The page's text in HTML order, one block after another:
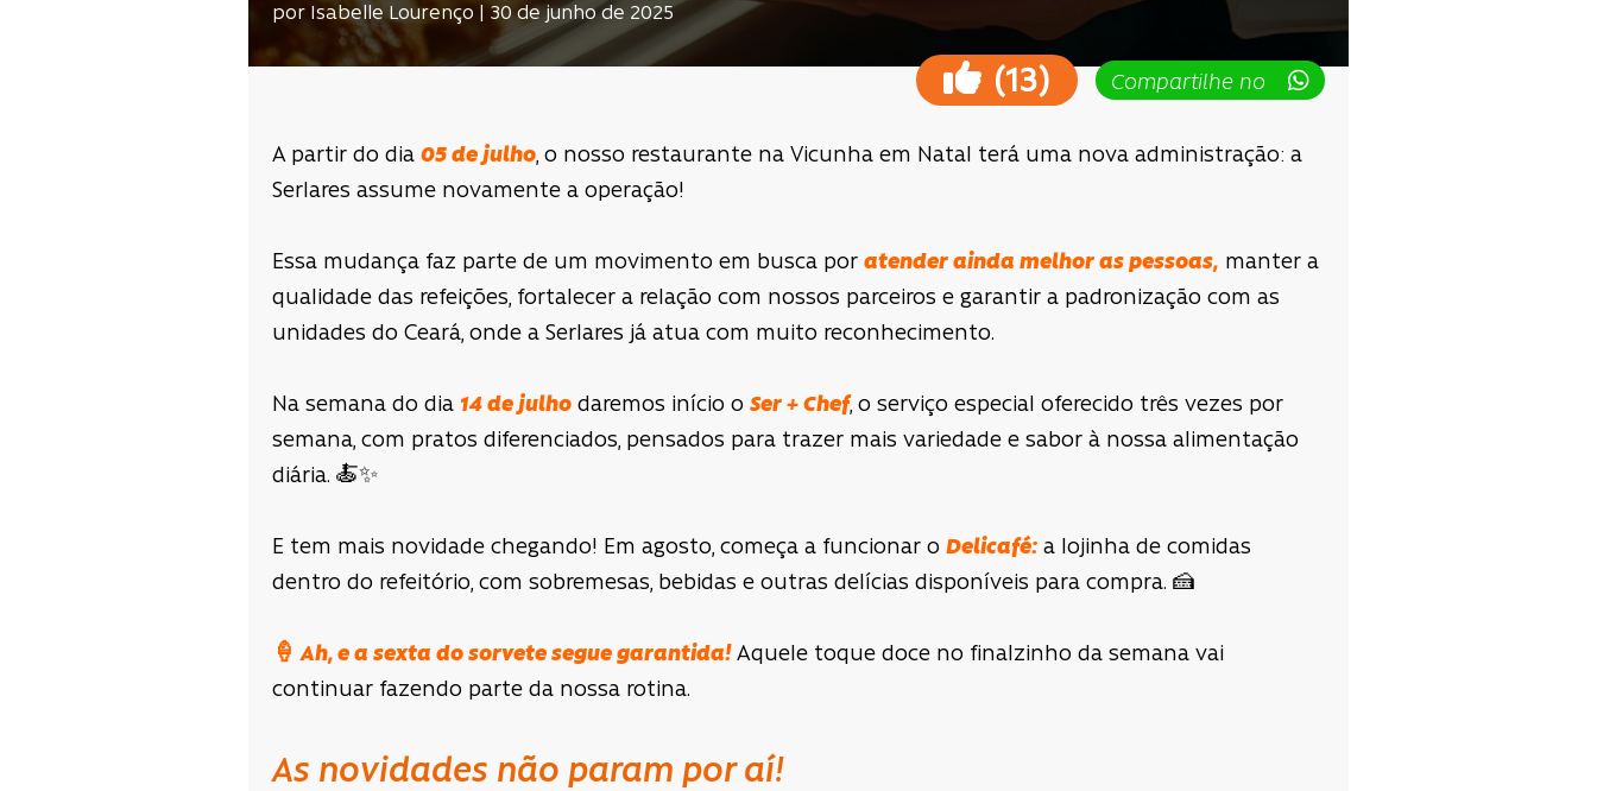
por Isabelle Lourenço | 30 de junho de 2025
Compartilhe no
(13)
A partir do dia 05 de julho, o nosso restaurante na Vicunha em Natal terá uma nova administração: a
Serlares assume novamente a operação!
Essa mudança faz parte de um movimento em busca por atender ainda melhor as pessoas, manter a
qualidade das refeições, fortalecer a relação com nossos parceiros e garantir a padronização com as
unidades do Ceará, onde a Serlares já atua com muito reconhecimento.
Na semana do dia 14 de julho daremos início o Ser + Chef, o serviço especial oferecido três vezes por
semana, com pratos diferenciados, pensados para trazer mais variedade e sabor à nossa alimentação
diária. 🍝✨
E tem mais novidade chegando! Em agosto, começa a funcionar o Delicafé: a lojinha de comidas
dentro do refeitório, com sobremesas, bebidas e outras delícias disponíveis para compra. 🍰
🍦 Ah, e a sexta do sorvete segue garantida!Aquele toque doce no finalzinho da semana vai
continuar fazendo parte da nossa rotina.
As novidades não param por aí!